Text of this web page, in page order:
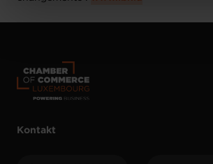
protection des données personnelles.
Kontakt